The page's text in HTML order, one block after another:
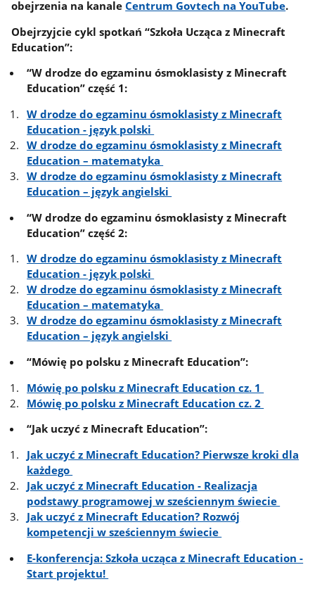
obejrzenia na kanaleCentrum Govtech na YouTube.
Obejrzyjcie cykl spotkań “Szkoła Ucząca z Minecraft
Education”:
“W drodze do egzaminu ósmoklasisty z Minecraft
Education” część 1:
W drodze do egzaminu ósmoklasisty z Minecraft
Education - język polski
W drodze do egzaminu ósmoklasisty z Minecraft
Education – matematyka
W drodze do egzaminu ósmoklasisty z Minecraft
Education – język angielski
“W drodze do egzaminu ósmoklasisty z Minecraft
Education” część 2:
W drodze do egzaminu ósmoklasisty z Minecraft
Education - język polski
W drodze do egzaminu ósmoklasisty z Minecraft
Education – matematyka
W drodze do egzaminu ósmoklasisty z Minecraft
Education – język angielski
“Mówię po polsku z Minecraft Education”:
Mówię po polsku z Minecraft Education cz. 1
Mówię po polsku z Minecraft Education cz. 2
“Jak uczyć z Minecraft Education”:
Jak uczyć z Minecraft Education? Pierwsze kroki dla
każdego
Jak uczyć z Minecraft Education - Realizacja
podstawy programowej w sześciennym świecie
Jak uczyć z Minecraft Education? Rozwój
kompetencji w sześciennym świecie
E-konferencja: Szkoła ucząca z Minecraft Education -
Start projektu!